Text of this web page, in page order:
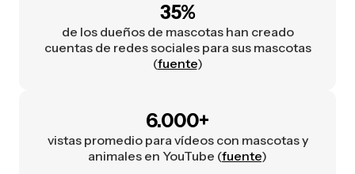
35%
de los dueños de mascotas han creado
cuentas de redes sociales para sus mascotas
(fuente)
6.000+
vistas promedio para vídeos con mascotas y
animales en YouTube (fuente)